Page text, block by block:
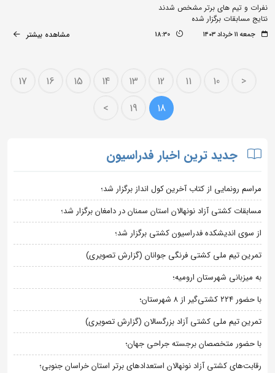
نفرات و تیم های برتر مشخص شدند
نتایج مسابقات برگزار شده
جمعه ۱۱ خرداد ۱۴۰۳ 18:30 مشاهده بیشتر
<
10
11
12
13
14
15
16
17
18
19
>
جدید ترین اخبار فدراسیون
مراسم رونمایی از کتاب آخرین کول انداز برگزار شد؛
مسابقات کشتی آزاد نونهالان استان سمنان در دامغان برگزار شد؛
از سوی اندیشکده فدراسیون کشتی برگزار شد؛
تمرین تیم ملی کشتی فرنگی جوانان (گزارش تصویری)
به میزبانی شهرستان ارومیه؛
با حضور ۲۲۴ کشتی‌گیر از ۸ شهرستان؛
تمرین تیم ملی کشتی آزاد بزرگسالان (گزارش تصویری)
با حضور متخصصان برجسته جراحی جهان؛
رقابت‌های کشتی آزاد نونهالان استعدادهای برتر استان خراسان جنوبی؛